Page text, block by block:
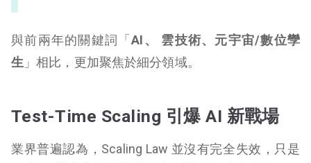
與前兩年的關鍵詞「AI、 雲技術、元宇宙/數位孿
生 」相比，更加聚焦於細分領域。
Test-Time Scaling 引爆 AI 新戰場
業界普遍認為，Scaling Law 並沒有完全失效，只是